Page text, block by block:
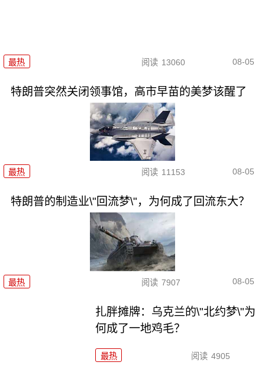
最热 阅读 13060 08-05
特朗普突然关闭领事馆，高市早苗的美梦该醒了
最热 阅读 11153 08-05
特朗普的制造业\"回流梦\"，为何成了回流东大？
最热 阅读 7907 08-05
扎胖摊牌：乌克兰的\"北约梦\"为
何成了一地鸡毛？
最热 阅读 4905